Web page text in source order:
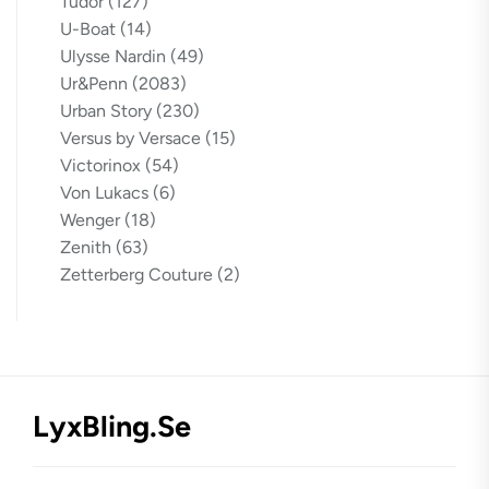
U-Boat (14)
Ulysse Nardin (49)
Ur&Penn (2083)
Urban Story (230)
Versus by Versace (15)
Victorinox (54)
Von Lukacs (6)
Wenger (18)
Zenith (63)
Zetterberg Couture (2)
LyxBling.se